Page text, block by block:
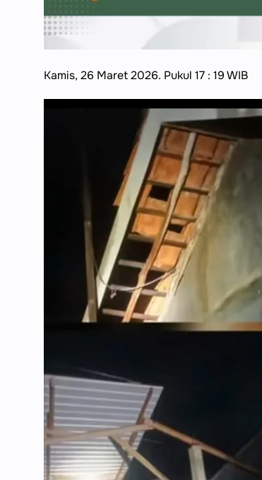
Kamis, 26 Maret 2026. Pukul 17 : 19 WIB